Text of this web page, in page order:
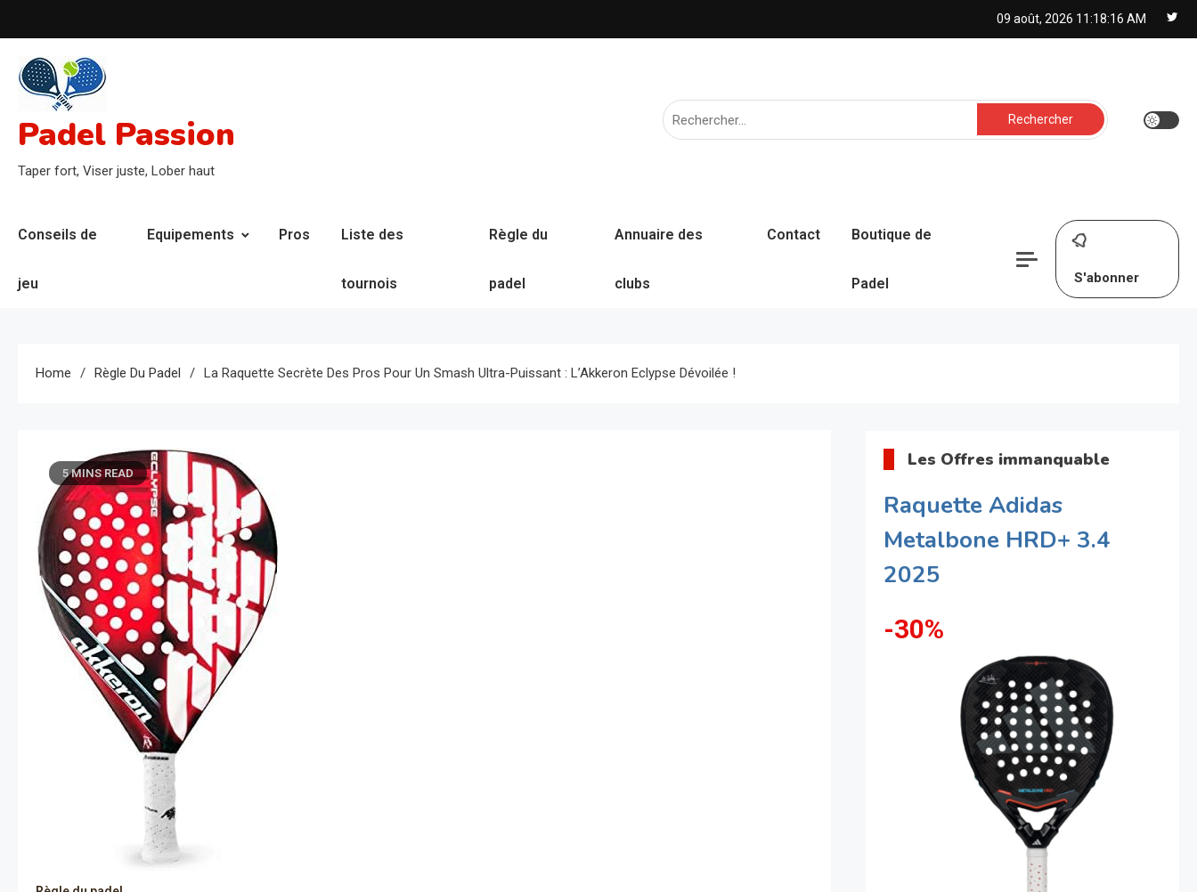
to
content
09 août, 2026 11:18:17 AM
Padel Passion
Taper fort, Viser juste, Lober haut
Rechercher :
Conseils de
jeu
Equipements Pros Liste des
tournois
Règle du
padel
Annuaire des
clubs
Contact Boutique de
Padel S'abonner
Home Règle Du Padel La Raquette Secrète Des Pros Pour Un Smash Ultra-Puissant : L’Akkeron Eclypse Dévoilée !
5 MINS READ
Les Offres immanquable
Raquette Adidas
Metalbone HRD+ 3.4
2025
-30%